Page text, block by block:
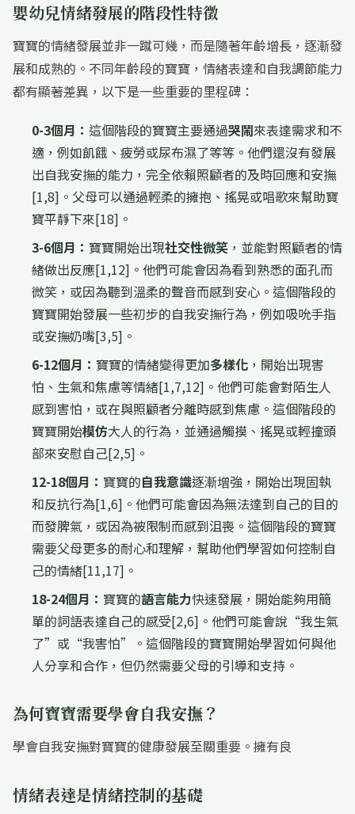
嬰幼兒情緒發展的階段性特徵
寶寶的情緒發展並非一蹴可幾，而是隨著年齡增長，逐漸發
展和成熟的。不同年齡段的寶寶，情緒表達和自我調節能力
都有顯著差異，以下是一些重要的里程碑：
0-3個月： 這個階段的寶寶主要通過哭鬧來表達需求和不
適，例如飢餓、疲勞或尿布濕了等等。他們還沒有發展
出自我安撫的能力，完全依賴照顧者的及時回應和安撫
[1,8]。父母可以通過輕柔的擁抱、搖晃或唱歌來幫助寶
寶平靜下來[18]。
3-6個月： 寶寶開始出現社交性微笑 ，並能對照顧者的情
緒做出反應[1,12]。他們可能會因為看到熟悉的面孔而
微笑，或因為聽到溫柔的聲音而感到安心。這個階段的
寶寶開始發展一些初步的自我安撫行為，例如吸吮手指
或安撫奶嘴[3,5]。
6-12個月： 寶寶的情緒變得更加多樣化 ，開始出現害
怕、生氣和焦慮等情緒[1,7,12]。他們可能會對陌生人
感到害怕，或在與照顧者分離時感到焦慮。這個階段的
寶寶開始模仿大人的行為，並通過觸摸、搖晃或輕撞頭
部來安慰自己[2,5]。
12-18個月： 寶寶的自我意識逐漸增強，開始出現固執
和反抗行為[1,6]。他們可能會因為無法達到自己的目的
而發脾氣，或因為被限制而感到沮喪。這個階段的寶寶
需要父母更多的耐心和理解，幫助他們學習如何控制自
己的情緒[11,17]。
18-24個月： 寶寶的語言能力快速發展，開始能夠用簡
單的詞語表達自己的感受[2,6]。他們可能會說“我生氣
了”或“我害怕”。這個階段的寶寶開始學習如何與他
人分享和合作，但仍然需要父母的引導和支持。
為何寶寶需要學會自我安撫？
學會自我安撫對寶寶的健康發展至關重要。擁有良
情緒表達是情緒控制的基礎